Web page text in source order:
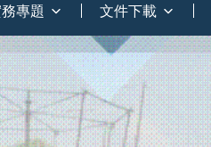
專題 文件下載